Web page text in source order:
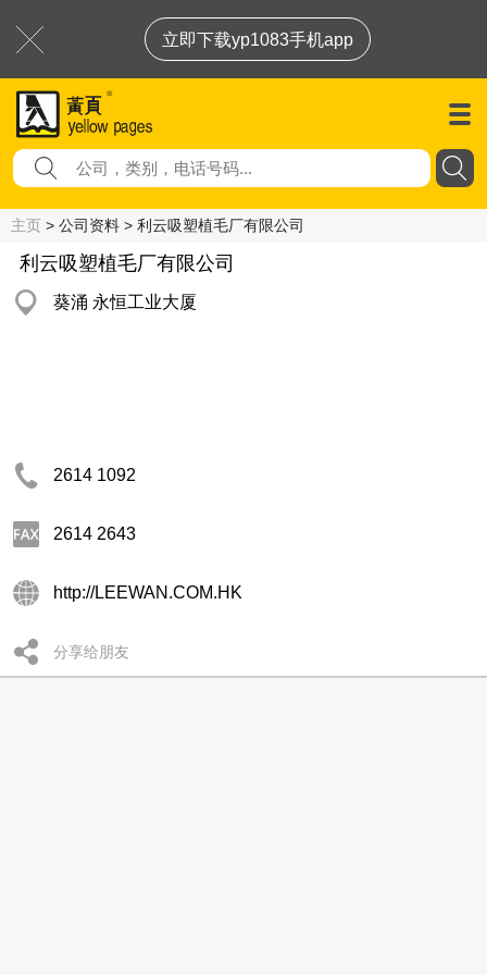
立即下载yp1083手机app
主页 > 公司资料 > 利云吸塑植毛厂有限公司
利云吸塑植毛厂有限公司
葵涌 永恒工业大厦
2614 1092
2614 2643
http://LEEWAN.COM.HK
分享给朋友